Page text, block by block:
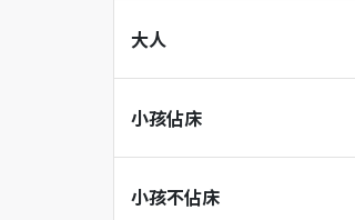
大人
小孩佔床
小孩不佔床